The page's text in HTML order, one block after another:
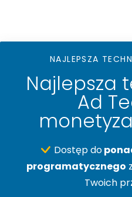
NAJLEPSZA
Najlepsza
Ad
Dostęp do
programatycznego
Twoich